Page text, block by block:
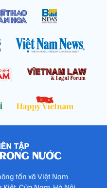
tấn xã Việt Nam